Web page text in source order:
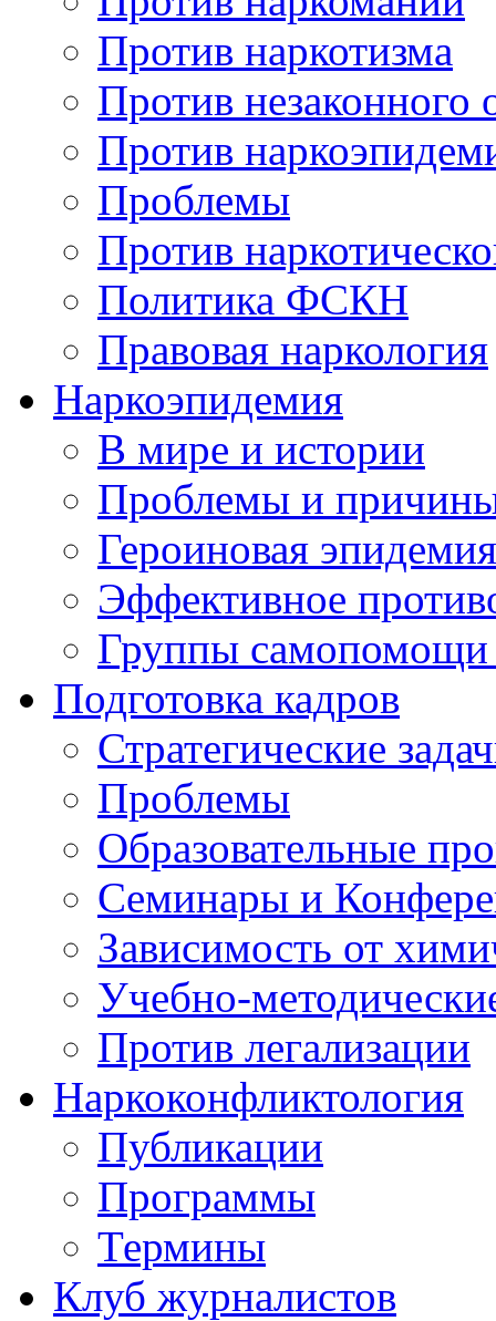
Против наркотизма
Против незаконного
Против
Проблемы
Против
Политика ФСКН
Правовая наркология
Наркоэпидемия
В мире и истории
Проблемы и
Героиновая эпидемия
Эффективное
Группы самопомощи
Подготовка кадров
Стратегические
Проблемы
Образовательные
Семинары и
Зависимость от
Учебно-
Против легализации
Наркоконфликтология
Публикации
Программы
Термины
Клуб журналистов